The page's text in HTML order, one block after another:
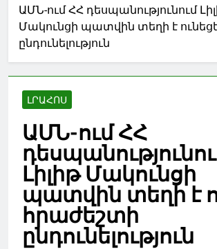
ԱՄՆ-ում ՀՀ դեսպանությունում
Մակունցի պատվին տեղի է
ընդունելություն
ԼՐԱՀՈՍ
ԱՄՆ-ում ՀՀ
Լիլիթ Մակունցի
պատվին տեղի է
հրաժեշտի
ընդունելություն